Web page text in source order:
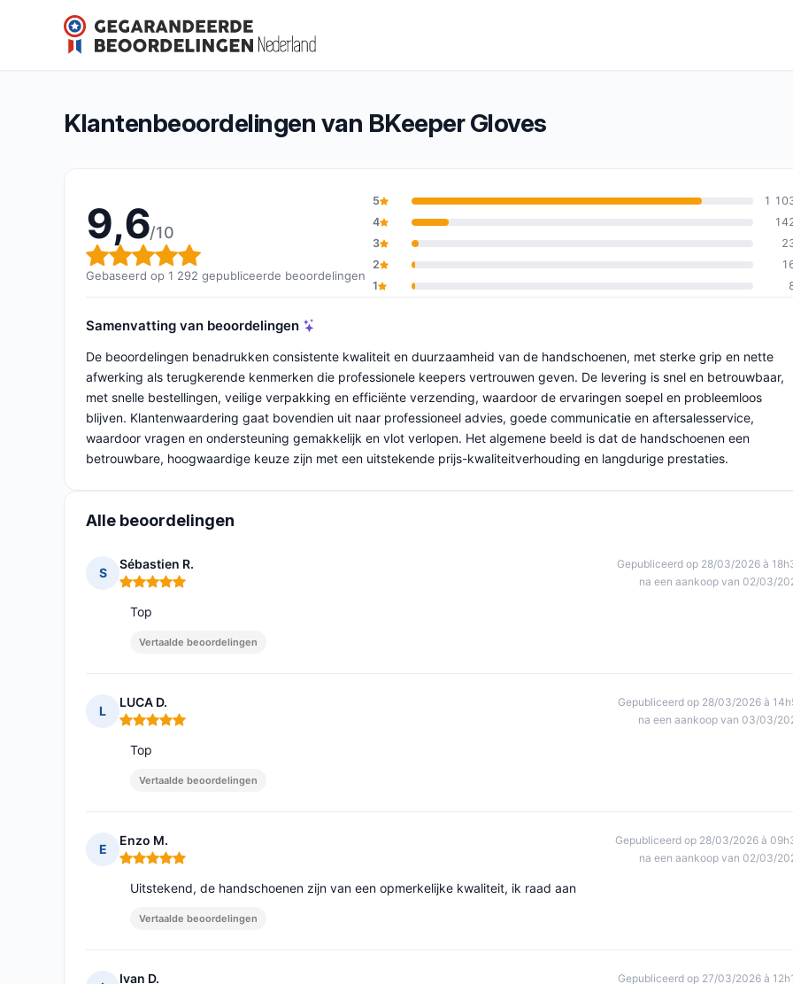
BKeeper Gloves
Algemene beoordeling: 9,6 van 10
9,6/10(1 292 beoordelingen)
Klantenbeoordelingen van BKeeper Gloves
9,6/10
Algemene beoordeling: 9,6 van 10
Gebaseerd op 1 292 gepubliceerde beoordelingen
5
1
4
3
2
1
Samenvatting van beoordelingen
De beoordelingen benadrukken consistente kwaliteit en duurzaamheid van de handschoenen, met sterke grip en nette
afwerking als terugkerende kenmerken die professionele keepers vertrouwen geven. De levering is snel en betrouwbaar,
met snelle bestellingen, veilige verpakking en efficiënte verzending, waardoor de ervaringen soepel en probleemloos
blijven. Klantenwaardering gaat bovendien uit naar professioneel advies, goede communicatie en aftersalesservice,
waardoor vragen en ondersteuning gemakkelijk en vlot verlopen. Het algemene beeld is dat de handschoenen een
betrouwbare, hoogwaardige keuze zijn met een uitstekende prijs-kwaliteitverhouding en langdurige prestaties.
Alle beoordelingen
S
Sébastien R.
Opmerking: 5 van 5
Gepubliceerd op 28/03/2026 à
na een aankoop van 02/03/
Top
Vertaalde beoordelingen
L
LUCA D.
Opmerking: 5 van 5
Gepubliceerd op 28/03/2026 à
na een aankoop van 03/03/
Top
Vertaalde beoordelingen
E
Enzo M.
Opmerking: 5 van 5
Gepubliceerd op 28/03/2026 à
na een aankoop van 02/03/
Uitstekend, de handschoenen zijn van een opmerkelijke kwaliteit, ik raad aan
Vertaalde beoordelingen
Ivan D.
Gepubliceerd op 27/03/2026 à